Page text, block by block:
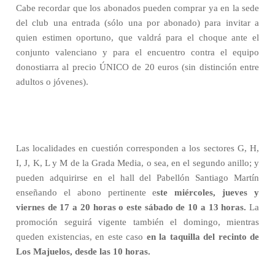
Cabe recordar que los abonados pueden comprar ya en la sede
del club una entrada (sólo una por abonado) para invitar a
quien estimen oportuno, que valdrá para el choque ante el
conjunto valenciano y para el encuentro contra el equipo
donostiarra al precio ÚNICO de 20 euros (sin distinción entre
adultos o jóvenes).
Las localidades en cuestión corresponden a los sectores G, H,
I, J, K, L y M de la Grada Media, o sea, en el segundo anillo; y
pueden adquirirse en el hall del Pabellón Santiago Martín
enseñando el abono pertinente este miércoles, jueves y
viernes de 17 a 20 horas o este sábado de 10 a 13 horas. La
promoción seguirá vigente también el domingo, mientras
queden existencias, en este caso en la taquilla del recinto de
Los Majuelos, desde las 10 horas.